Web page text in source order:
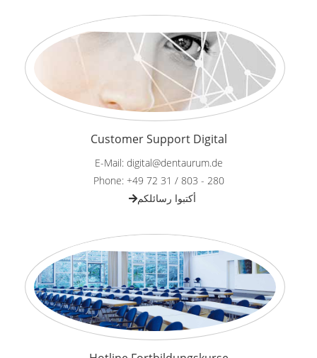
Customer Support Digital
E-Mail: digital@dentaurum.de
Phone: +49 72 31 / 803 - 280
أكتبوا رسائلكم